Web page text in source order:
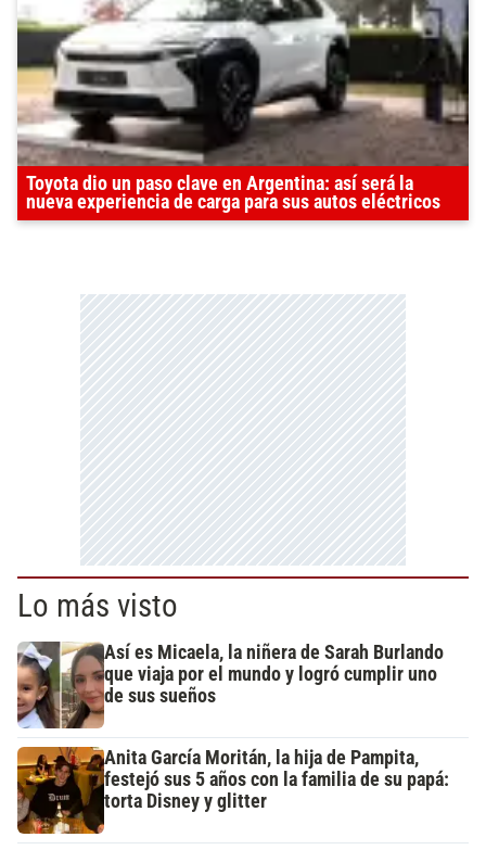
Toyota dio un paso clave en Argentina: así será la
nueva experiencia de carga para sus autos eléctricos
Lo más visto
Así es Micaela, la niñera de Sarah Burlando
que viaja por el mundo y logró cumplir uno
de sus sueños
Anita García Moritán, la hija de Pampita,
festejó sus 5 años con la familia de su papá:
torta Disney y glitter